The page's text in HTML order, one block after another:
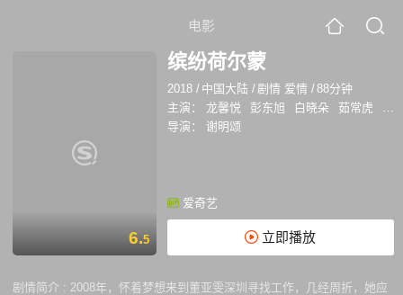
电影
6.5
缤纷荷尔蒙
2018 / 中国大陆 /剧情 爱情 /88分钟
主演：
龙馨悦 彭东旭 白晓朵 茹常虎
谭
导演：
谢明颂
爱奇艺
立即播放
剧情简介 : 2008年，怀着梦想来到董亚雯深圳寻找工作，几经周折，她应